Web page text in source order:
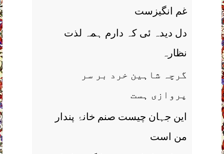
غم انگیزست
دل دیدہ ئی کہ دارم ہمہ لذت
نظارہ
گرچہ شاہین خرد بر سر
پروازی ہست
این جہان چیست صنم خانۂ پندار
من است